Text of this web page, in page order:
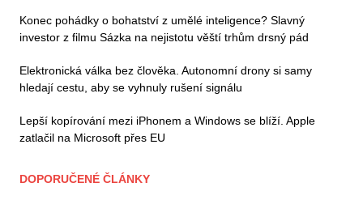
Konec pohádky o bohatství z umělé inteligence? Slavný
investor z filmu Sázka na nejistotu věští trhům drsný pád
Elektronická válka bez člověka. Autonomní drony si samy
hledají cestu, aby se vyhnuly rušení signálu
Lepší kopírování mezi iPhonem a Windows se blíží. Apple
zatlačil na Microsoft přes EU
DOPORUČENÉ ČLÁNKY